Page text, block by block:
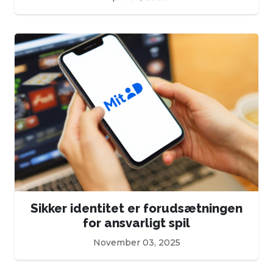
Sikker identitet er forudsætningen
for ansvarligt spil
November 03, 2025